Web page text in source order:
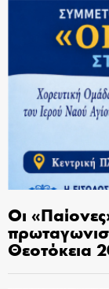
Οι
Θεοτόκεια